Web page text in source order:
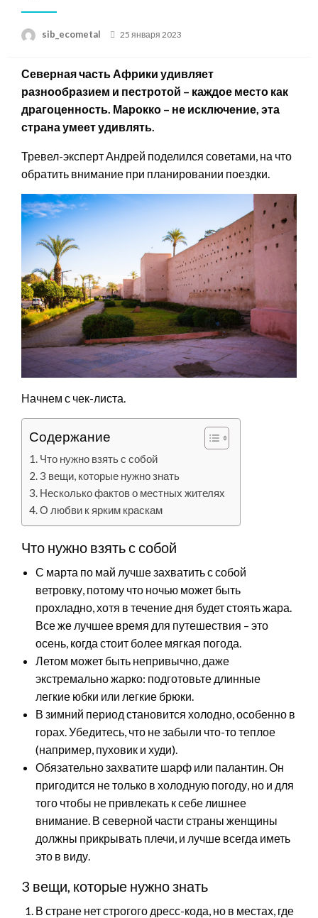
sib_ecometal
Posted
25 января 2023
Северная часть Африки удивляет
разнообразием и пестротой – каждое место как
драгоценность. Марокко – не исключение, эта
страна умеет удивлять.
Тревел-эксперт Андрей поделился советами, на что
обратить внимание при планировании поездки.
Начнем с чек-листа.
Содержание
Что нужно взять с собой
3 вещи, которые нужно знать
Несколько фактов о местных жителях
О любви к ярким краскам
Что нужно взять с собой
С марта по май лучше захватить с собой
ветровку, потому что ночью может быть
прохладно, хотя в течение дня будет стоять жара.
Все же лучшее время для путешествия – это
осень, когда стоит более мягкая погода.
Летом может быть непривычно, даже
экстремально жарко: подготовьте длинные
легкие юбки или легкие брюки.
В зимний период становится холодно, особенно в
горах. Убедитесь, что не забыли что-то теплое
(например, пуховик и худи).
Обязательно захватите шарф или палантин. Он
пригодится не только в холодную погоду, но и для
того чтобы не привлекать к себе лишнее
внимание. В северной части страны женщины
должны прикрывать плечи, и лучше всегда иметь
это в виду.
3 вещи, которые нужно знать
В стране нет строгого дресс-кода, но в местах, где